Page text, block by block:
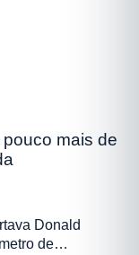
mais de
Donald
de…